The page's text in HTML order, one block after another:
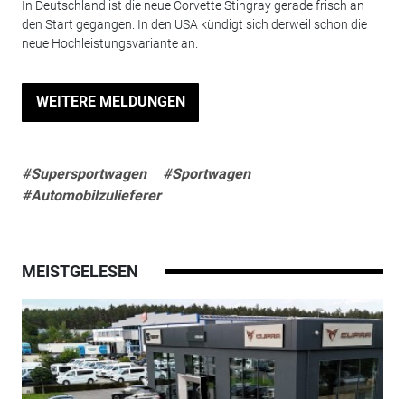
In Deutschland ist die neue Corvette Stingray gerade frisch an
den Start gegangen. In den USA kündigt sich derweil schon die
neue Hochleistungsvariante an.
WEITERE MELDUNGEN
#Supersportwagen
#Sportwagen
#Automobilzulieferer
MEISTGELESEN